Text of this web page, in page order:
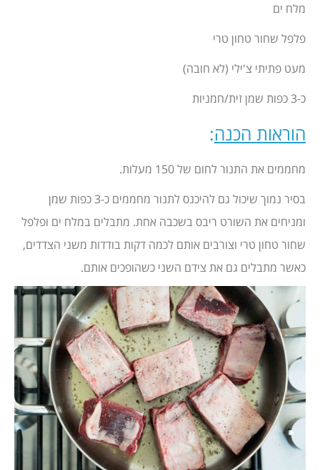
מלח ים
פלפל שחור טחון טרי
מעט פתיתי צ'ילי (לא חובה)
כ-3 כפות שמן זית/חמניות
הוראות הכנה:
מחממים את התנור לחום של 150 מעלות.
בסיר נמוך שיכול גם להיכנס לתנור מחממים כ-3 כפות שמן
ומניחים את השורט ריבס בשכבה אחת. מתבלים במלח ים ופלפל
שחור טחון טרי וצורבים אותם לכמה דקות בודדות משני הצדדים,
כאשר מתבלים גם את צידם השני כשהופכים אותם.